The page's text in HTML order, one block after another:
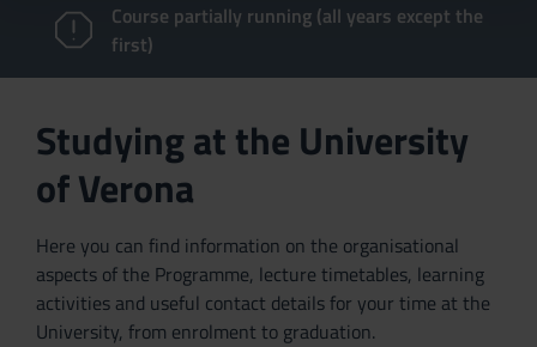
Course partially running (all years except the
first)
Studying at the University
of Verona
Here you can find information on the organisational
aspects of the Programme, lecture timetables, learning
activities and useful contact details for your time at the
University, from enrolment to graduation.